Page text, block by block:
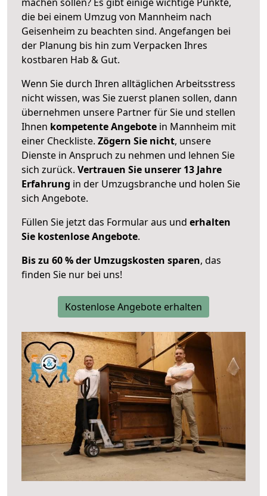
die bei einem Umzug von Mannheim nach
Geisenheim zu beachten sind. Angefangen bei
der Planung bis hin zum Verpacken Ihres
kostbaren Hab & Gut.
Wenn Sie durch Ihren alltäglichen Arbeitsstress
nicht wissen, was Sie zuerst planen sollen, dann
übernehmen unsere Partner für Sie und stellen
Ihnen kompetente Angebote in Mannheim mit
einer Checkliste. Zögern Sie nicht, unsere
Dienste in Anspruch zu nehmen und lehnen Sie
sich zurück. Vertrauen Sie unserer 13 Jahre
Erfahrung in der Umzugsbranche und holen Sie
sich Angebote.
Füllen Sie jetzt das Formular aus und erhalten
Sie kostenlose Angebote.
Bis zu 60 % der Umzugskosten sparen, das
finden Sie nur bei uns!
Kostenlose Angebote erhalten